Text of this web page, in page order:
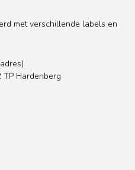
met verschillende labels en
TP Hardenberg